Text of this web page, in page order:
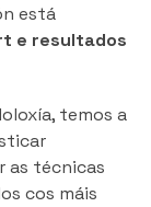
está
e resultados
temos a
as técnicas
cos máis